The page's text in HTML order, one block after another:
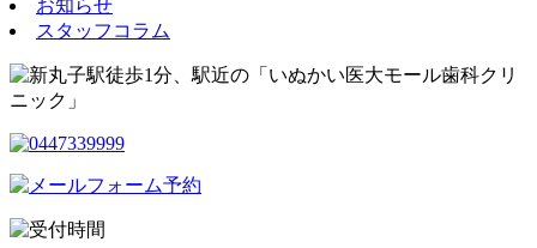
お知らせ
スタッフコラム